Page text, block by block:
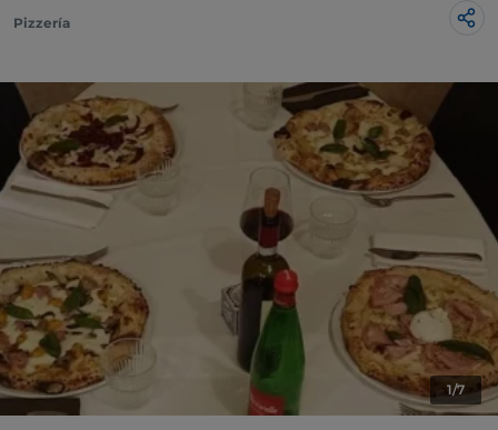
Pizzería
1/7